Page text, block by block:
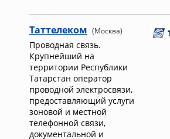
Таттелеком (Москва)
Проводная связь.
Крупнейший на
территории Республики
Татарстан оператор
проводной электросвязи,
предо­ставляющий услуги
зоновой и местной
телефонной связи,
документальной и